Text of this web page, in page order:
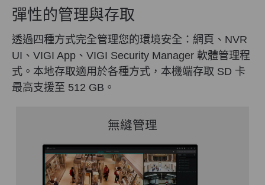
彈性的管理與存取
透過四種方式完全管理您的環境安全：網頁、NVR
UI、VIGI App、VIGI Security Manager 軟體管理程
式。本地存取適用於各種方式，本機端存取 SD 卡
最高支援至 512 GB。
無縫管理